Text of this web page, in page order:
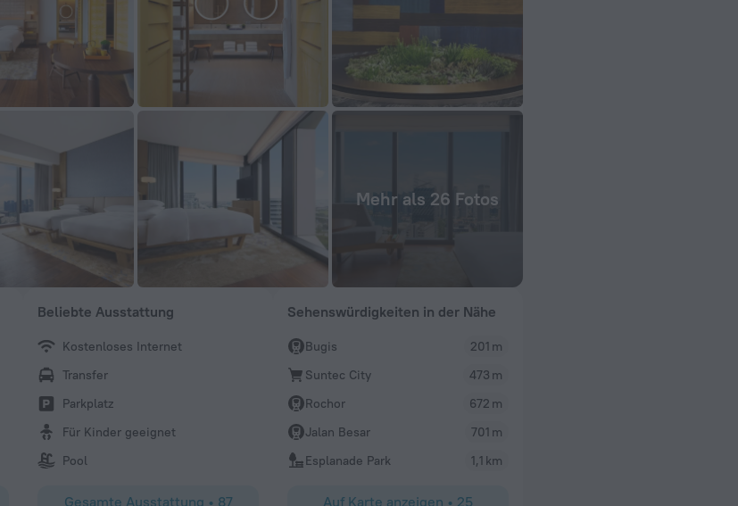
Mehr als 26 Fotos
Ein hervorragend geführtes Hotel. Moderne Ausstattung, zuvorkommendes
Personal, top Lage. Würde ich immer wieder buchen.
Top modernes Hotel. Direkt mit U-Bahn-
Am Abend unbedingt ins Roof Top gehen und
Beliebte Ausstattung
Kostenloses Internet
Transfer
Parkplatz
Für Kinder geeignet
Pool
Gesamte Ausstattung • 87
Sehenswürdigkeiten in der Nähe
Bugis
201 m
Suntec City
473 m
Rochor
672 m
Jalan Besar
701 m
Esplanade Park
1,1 km
Auf Karte anzeigen • 25